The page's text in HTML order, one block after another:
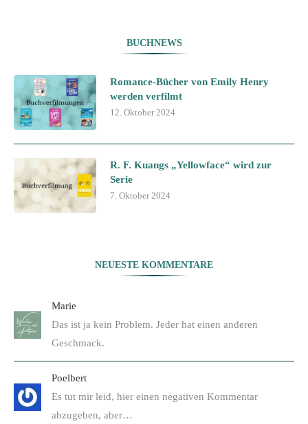
BUCHNEWS
Romance-Bücher von Emily Henry
werden verfilmt
12. Oktober 2024
R. F. Kuangs „Yellowface“ wird zur
Serie
7. Oktober 2024
NEUESTE KOMMENTARE
Marie
Das ist ja kein Problem. Jeder hat einen anderen
Geschmack.
Poelbert
Es tut mir leid, hier einen negativen Kommentar
abzugeben, aber…